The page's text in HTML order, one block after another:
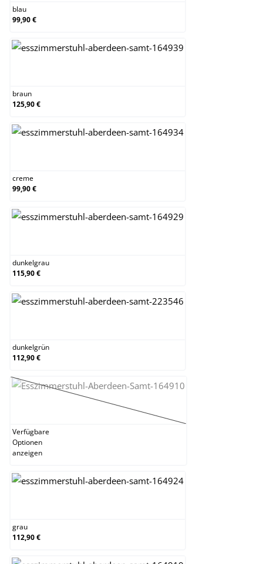
blau
99,90 €
braun
125,90 €
creme
99,90 €
dunkelgrau
115,90 €
dunkelgrün
112,90 €
gelb
(Diese Option ist zurzeit nicht verfügbar.)
Verfügbare
Optionen
anzeigen
grau
112,90 €